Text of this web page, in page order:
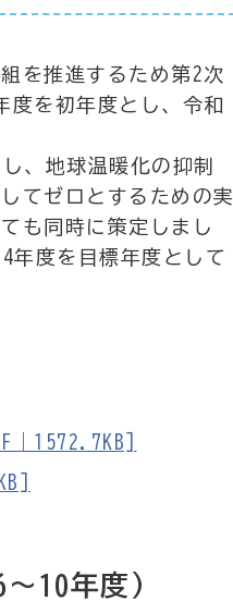
を推進するため第2次
度を初年度とし、令和
、地球温暖化の抑制
てゼロとするための実
も同時に策定しまし
年度を目標年度として
｜1572.7KB]
10年度）